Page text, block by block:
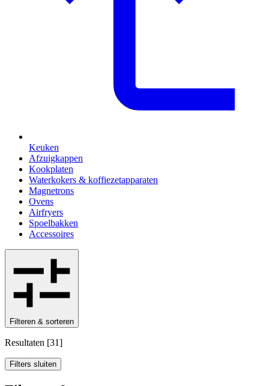
Keuken
Afzuigkappen
Kookplaten
Waterkokers & koffiezetapparaten
Magnetrons
Ovens
Airfryers
Spoelbakken
Accessoires
Filteren & sorteren
Resultaten [31]
Filters sluiten